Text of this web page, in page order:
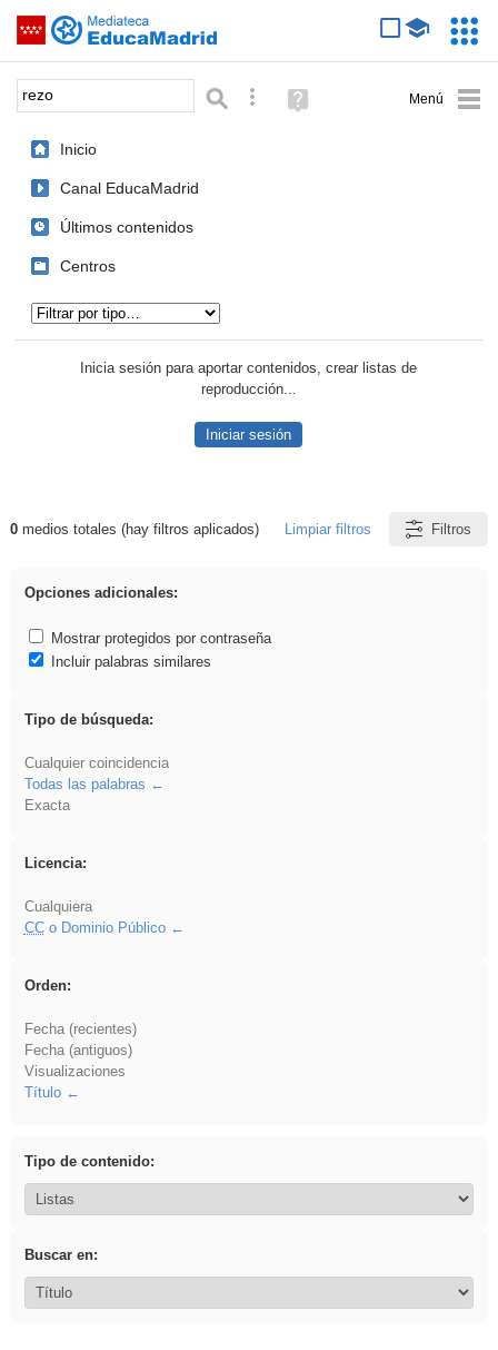
Saltar navegación
Palabra o frase: Búsqueda avanzada
Ayuda
(en
Inicio
Canal EducaMadrid
Últimos contenidos
Centros
Inicia sesión para aportar contenidos, crear listas de
reproducción...
Iniciar sesión
Resultados de: rezo
0medios totales (hay filtros aplicados) Limpiar filtros Filtros
Opciones adicionales:
Mostrar protegidos por contraseña
Incluir palabras similares
Tipo de búsqueda:
Cualquier coincidencia
Todas las palabras
Exacta
Licencia:
Cualquiera
CCo Dominio Público
Orden:
Fecha (recientes)
Fecha (antiguos)
Visualizaciones
Título
Tipo de contenido:
Buscar en: